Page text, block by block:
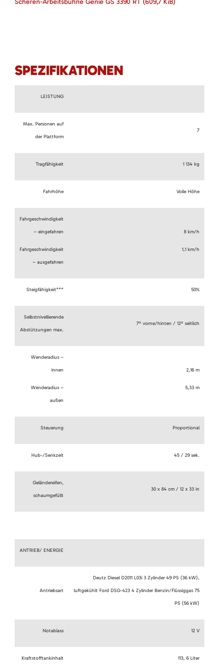
Scheren-Arbeitsbühne Genie GS 3390 RT (609,7 KiB)
SPEZIFIKATIONEN
LEISTUNG
Max. Personen auf
der Plattform
7
Tragfähigkeit 1 134 kg
Fahrhöhe Volle Höhe
Fahrgeschwindigkeit
– eingefahren
Fahrgeschwindigkeit
– ausgefahren
8 km/h
1,1 km/h
Steigfähigkeit*** 50%
Selbstnivellierende
Abstützungen max.
7º vorne/hinten / 12º seitlich
Wenderadius –
innen
Wenderadius –
außen
2,16 m
5,33 m
Steuerung Proportional
Hub-/Senkzeit 45 / 29 sek.
Geländereifen,
schaumgefüllt
30 x 84 cm / 12 x 33 in
ANTRIEB/ ENERGIE
Antriebsart
Deutz Diesel D2011 L03i 3 Zylinder 49 PS (36 kW),
luftgekühlt Ford DSG-423 4 Zylinder Benzin/Flüssiggas 75
PS (56 kW)
Notablass 12 V
Kraftstofftankinhalt 113, 6 Liter